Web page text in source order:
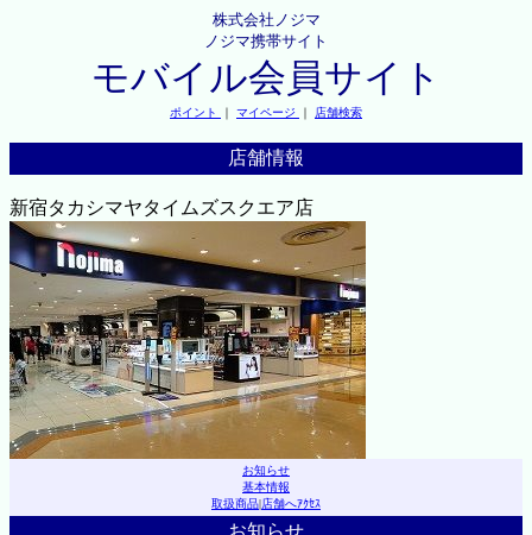
株式会社ノジマ
ノジマ携帯サイト
モバイル会員サイト
ポイント ｜ マイページ ｜ 店舗検索
店舗情報
新宿タカシマヤタイムズスクエア店
お知らせ
基本情報
取扱商品|店舗へｱｸｾｽ
お知らせ